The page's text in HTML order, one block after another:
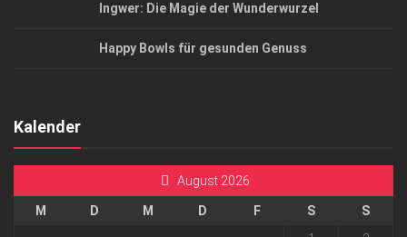
Ingwer: Die Magie der Wunderwurzel
Happy Bowls für gesunden Genuss
Kalender
August 2026
M D M D F S
S